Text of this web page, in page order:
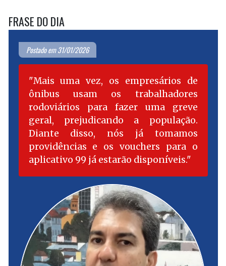
FRASE DO DIA
Postado em 31/01/2026
Mais uma vez, os empresários de
ônibus usam os trabalhadores
rodoviários para fazer uma greve
geral, prejudicando a população.
Diante disso, nós já tomamos
providências e os vouchers para o
aplicativo 99 já estarão disponíveis.